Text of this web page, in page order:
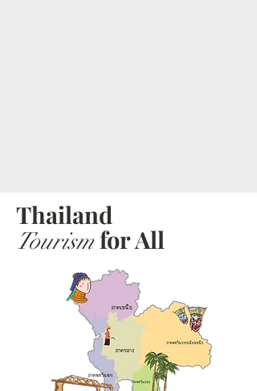
Thailand
Tourismfor All